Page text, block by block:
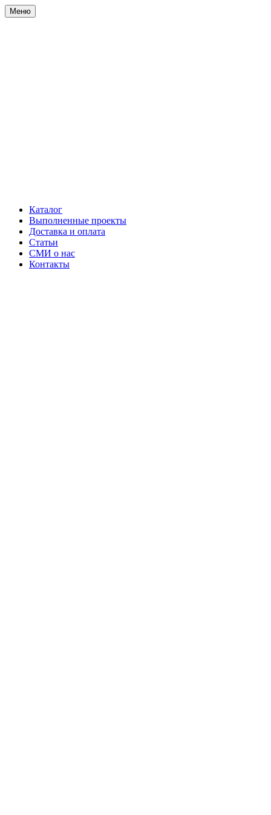
Меню
Каталог
Выполненные проекты
Доставка и оплата
Статьи
СМИ о нас
Контакты